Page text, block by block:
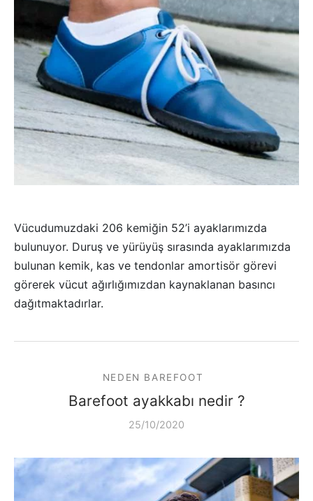
Vücudumuzdaki 206 kemiğin 52’i ayaklarımızda
bulunuyor. Duruş ve yürüyüş sırasında ayaklarımızda
bulunan kemik, kas ve tendonlar amortisör görevi
görerek vücut ağırlığımızdan kaynaklanan basıncı
dağıtmaktadırlar.
NEDEN BAREFOOT
Barefoot ayakkabı nedir ?
25/10/2020